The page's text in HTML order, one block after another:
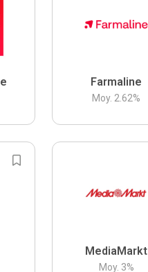
Farmaline
Moy. 2.62%
MediaMarkt
Moy. 3%